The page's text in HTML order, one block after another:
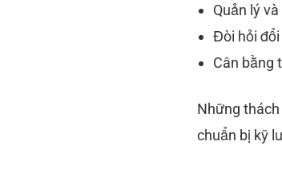
Quản lý
Đòi hỏi
Cân bằng
Những
chuẩn bị kỹ